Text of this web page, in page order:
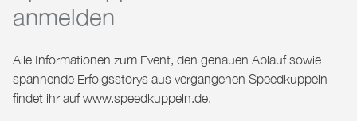
anmelden
Alle Informationen zum Event, den genauen Ablauf sowie
spannende Erfolgsstorys aus vergangenen Speedkuppeln
findet ihr aufwww.speedkuppeln.de.